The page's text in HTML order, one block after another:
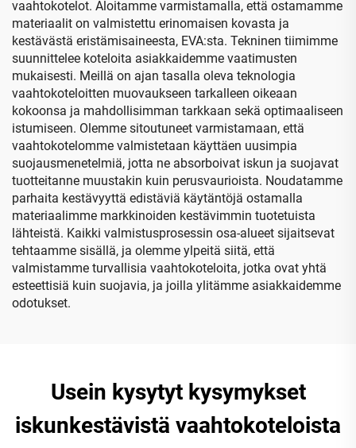
vaahtokotelot. Aloitamme varmistamalla, että ostamamme
materiaalit on valmistettu erinomaisen kovasta ja
kestävästä eristämisaineesta, EVA:sta. Tekninen tiimimme
suunnittelee koteloita asiakkaidemme vaatimusten
mukaisesti. Meillä on ajan tasalla oleva teknologia
vaahtokoteloitten muovaukseen tarkalleen oikeaan
kokoonsa ja mahdollisimman tarkkaan sekä optimaaliseen
istumiseen. Olemme sitoutuneet varmistamaan, että
vaahtokotelomme valmistetaan käyttäen uusimpia
suojausmenetelmiä, jotta ne absorboivat iskun ja suojavat
tuotteitanne muustakin kuin perusvaurioista. Noudatamme
parhaita kestävyyttä edistäviä käytäntöjä ostamalla
materiaalimme markkinoiden kestävimmin tuotetuista
lähteistä. Kaikki valmistusprosessin osa-alueet sijaitsevat
tehtaamme sisällä, ja olemme ylpeitä siitä, että
valmistamme turvallisia vaahtokoteloita, jotka ovat yhtä
esteettisiä kuin suojavia, ja joilla ylitämme asiakkaidemme
odotukset.
Usein kysytyt kysymykset
iskunkestävistä vaahtokoteloista